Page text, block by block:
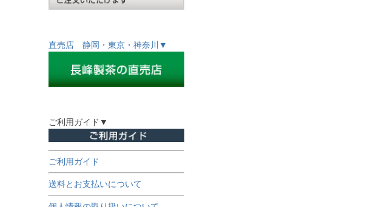
直売店 静岡・東京・神奈川▼
ご利用ガイド▼
ご利用ガイド
送料とお支払いについて